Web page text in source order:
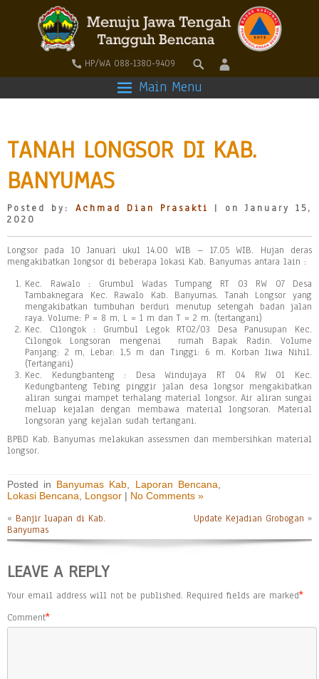
HP/WA 088-1380-9409
Main Menu
TANAH LONGSOR DI KAB.
BANYUMAS
Posted by: Achmad Dian Prasakti
| on January 15,
2020
Longsor pada 10 Januari ukul 14.00 WIB – 17.05 WIB. Hujan deras
mengakibatkan longsor di beberapa lokasi Kab. Banyumas antara lain :
Kec. Rawalo : Grumbul Wadas Tumpang RT 03 RW 07 Desa
Tambaknegara Kec. Rawalo Kab. Banyumas. Tanah Longsor yang
mengakibatkan tumbuhan berduri menutup setengah badan jalan
raya. Volume: P = 8 m, L = 1 m dan T = 2 m. (tertangani)
Kec. Cilongok : Grumbul Legok RT02/03 Desa Panusupan Kec.
Cilongok Longsoran mengenai rumah Bapak Radin. Volume
Panjang: 2 m, Lebar: 1,5 m dan Tinggi: 6 m. Korban Jiwa Nihil.
(Tertangani)
Kec. Kedungbanteng : Desa Windujaya RT 04 RW 01 Kec.
Kedungbanteng Tebing pinggir jalan desa longsor mengakibatkan
aliran sungai mampet terhalang material longsor. Air aliran sungai
meluap kejalan dengan membawa material longsoran. Material
longsoran yang kejalan sudah tertangani.
BPBD Kab. Banyumas melakukan assessmen dan membersihkan material
longsor.
Posted in Banyumas Kab Laporan Bencana
Lokasi Bencana
Longsor | No Comments »
« Banjir luapan di Kab.
Banyumas
Update Kejadian Grobogan »
LEAVE A REPLY
Your email address will not be published. Required fields are marked*
Comment*